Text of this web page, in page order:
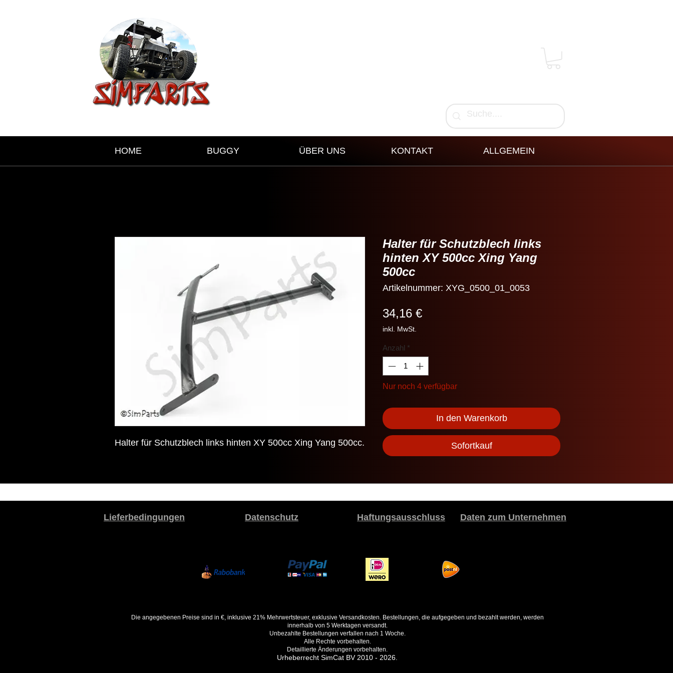
HOME BUGGY ÜBER UNS KONTAKT ALLGEMEIN
Halter für Schutzblech links hinten XY 500cc Xing Yang 500cc.
Halter für Schutzblech links
hinten XY 500cc Xing Yang
500cc
Artikelnummer: XYG_0500_01_0053
34,16 €Preis
inkl. MwSt.
Anzahl *
Nur noch 4 verfügbar
In den Warenkorb
Sofortkauf
Lieferbedingungen Datenschutz Haftungsausschluss Daten zum Unternehmen
Die angegebenen Preise sind in €, inklusive 21% Mehrwertsteuer, exklusive Versandkosten. Bestellungen, die aufgegeben und bezahlt werden, werden
innerhalb von 5 Werktagen versandt.
Unbezahlte Bestellungen verfallen nach 1 Woche.
Alle Rechte vorbehalten.
Detaillierte Änderungen vorbehalten.
Urheberrecht SimCat BV 2010 - 2026.